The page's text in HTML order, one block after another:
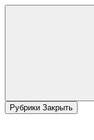
Рубрики Закрыть